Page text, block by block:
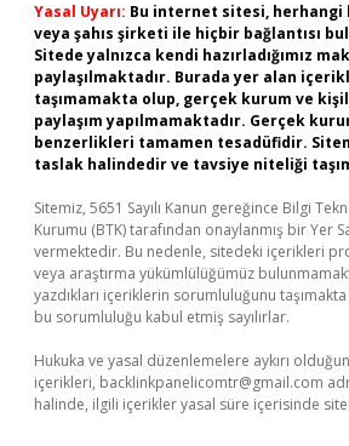
Yasal Uyarı: Bu internet sitesi, herhangi
veya şahıs şirketi ile hiçbir bağlantısı
Sitede yalnızca kendi hazırladığımız
paylaşılmaktadır. Burada yer alan
taşımamakta olup, gerçek kurum ve
paylaşım yapılmamaktadır. Gerçek
benzerlikleri tamamen tesadüfidir.
taslak halindedir ve tavsiye niteliği
Sitemiz, 5651 Sayılı Kanun gereğince Bilgi
Kurumu (BTK) tarafından onaylanmış bir Yer
vermektedir. Bu nedenle, sitedeki içerikleri
veya araştırma yükümlülüğümüz
yazdıkları içeriklerin sorumluluğunu
bu sorumluluğu kabul etmiş sayılırlar.
Hukuka ve yasal düzenlemelere aykırı
içerikleri, backlinkpanelicomtr@gmail.com
halinde, ilgili içerikler yasal süre içerisinde